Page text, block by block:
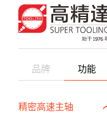
品牌 功能
精密高速主轴
2026年